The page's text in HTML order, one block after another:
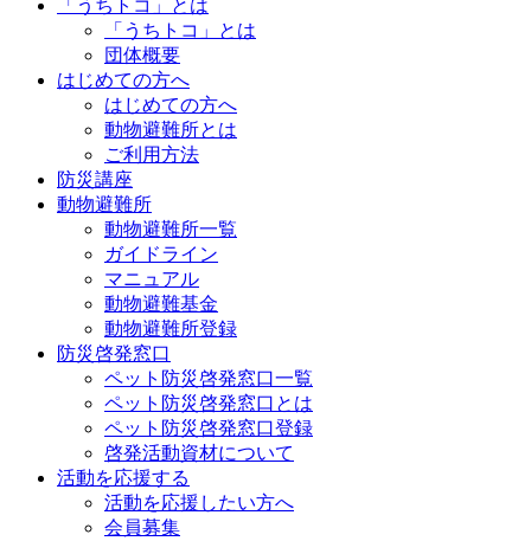
「うちトコ」とは
「うちトコ」とは
団体概要
はじめての方へ
はじめての方へ
動物避難所とは
ご利用方法
防災講座
動物避難所
動物避難所一覧
ガイドライン
マニュアル
動物避難基金
動物避難所登録
防災啓発窓口
ペット防災啓発窓口一覧
ペット防災啓発窓口とは
ペット防災啓発窓口登録
啓発活動資材について
活動を応援する
活動を応援したい方へ
会員募集